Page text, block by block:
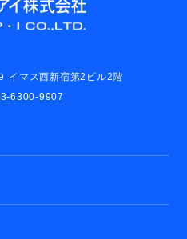
イマス西新宿第2ビル2階
6300-9907